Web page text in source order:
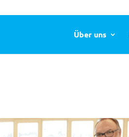
Über uns